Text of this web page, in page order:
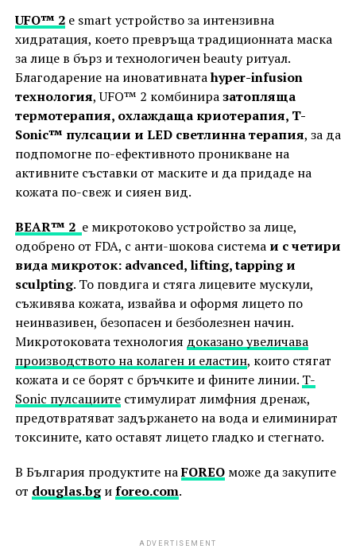
UFO™ 2e smart устройство за интензивна
хидратация, което превръща традиционната маска
за лице в бърз и технологичен beauty ритуал.
Благодарение на иновативнатаhyper-infusion
технология, UFO™ 2 комбиниразатопляща
термотерапия, охлаждаща криотерапия, T-
Sonic™ пулсации и LED светлинна терапия, за да
подпомогне по-ефективното проникване на
активните съставки от маските и да придаде на
кожата по-свеж и сияен вид.
BEAR™ 2 е микротоково устройство за лице,
одобрено от FDA, с анти-шокова системаи с четири
вида микроток: advanced, lifting, tapping и
sculpting. То повдига и стяга лицевите мускули,
съживява кожата, извайва и оформя лицето по
неинвазивен, безопасен и безболезнен начин.
Микротоковата технология доказано увеличава
производството на колаген и еластин, които стягат
кожата и се борят с бръчките и фините линии. T-
Sonic пулсациитестимулират лимфния дренаж,
предотвратяват задържането на вода и елиминират
токсините, като оставят лицето гладко и стегнато.
В България продуктите наFOREO може да закупите
от douglas.bgиforeo.com.
ADVERTISEMENT